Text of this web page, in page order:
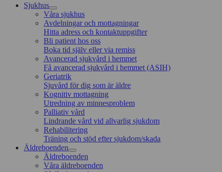
Sjukhus
Våra sjukhus
Avdelningar och mottagningar
Hitta adress och kontaktuppgifter
Bli patient hos oss
Boka tid själv eller via remiss
Avancerad sjukvård i hemmet
Få avancerad sjukvård i hemmet (ASIH)
Geriatrik
Sjuvård för dig som är äldre
Kognitiv mottagning
Utredning av minnesproblem
Palliativ vård
Lindrande vård vid allvarlig sjukdom
Rehabilitering
Träning och stöd efter sjukdom/skada
Äldreboenden
Äldreboenden
Våra äldreboenden